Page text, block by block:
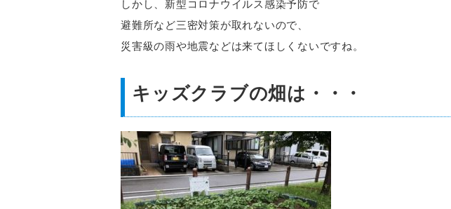
しかし、新型コロナウイルス感染予防で
避難所など三密対策が取れないので、
災害級の雨や地震などは来てほしくないですね。
キッズクラブの畑は・・・